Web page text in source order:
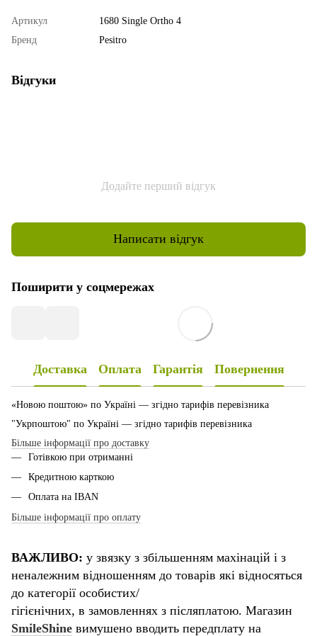
Артикул
1680 Single Ortho 4
Бренд
Pesitro
Відгуки
Додайте перший відгук
Написати відгук
Поширити у соцмережах
Доставка Оплата Гарантія Повернення
«Новою поштою» по Україні — згідно тарифів перевізника
"Укрпоштою" по Україні — згідно тарифів перевізника
Більше інформації про доставку
Готівкою при отриманні
Кредитною карткою
Оплата на IBAN
Більше інформації про оплату
ВАЖЛИВО: у звязку з збільшенням махінацій і з
неналежним відношенням до товарів які відносяться
до категорії особистих/
гігієнічних, в замовленнях з післяплатою. Магазин
SmileShine вимушено вводить передплату на